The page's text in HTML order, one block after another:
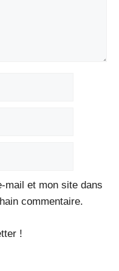
mail et mon site dans
commentaire.
!